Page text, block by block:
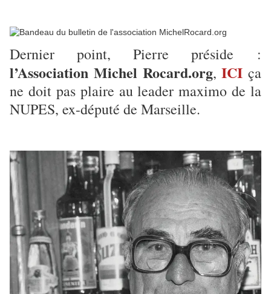
Dernier point, Pierre préside :
l’Association Michel Rocard.org,ICI ça
ne doit pas plaire au leader maximo de la
NUPES, ex-député de Marseille.